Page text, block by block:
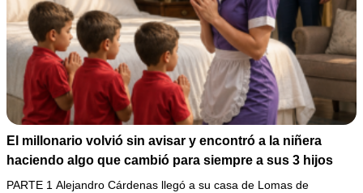
El millonario volvió sin avisar y encontró a la niñera
haciendo algo que cambió para siempre a sus 3 hijos
PARTE 1 Alejandro Cárdenas llegó a su casa de Lomas de